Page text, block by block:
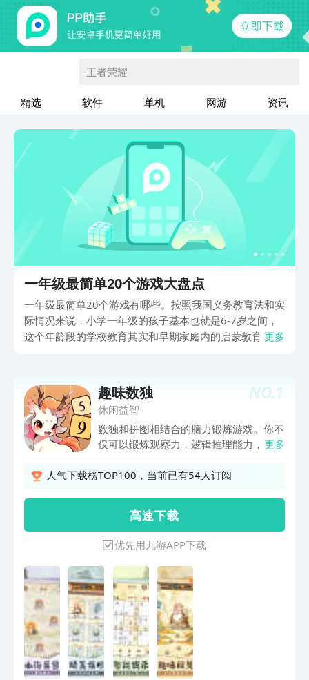
王者荣耀
精选 软件 单机 网游 资讯
一年级最简单20个游戏大盘点
一年级最简单20个游戏有哪些。按照我国义务教育法和实
际情况来说，小学一年级的孩子基本也就是6-7岁之间，
这个年龄段的学校教育其实和早期家庭内的启蒙教育差不
期可以让孩子适当接触一些可以覆盖学校教育内容以及锻
炼孩子注意力、集中力的手机游戏，受文章篇幅所限，今
天小编先给大家推荐十个这样的游戏。
更多
NO.1
趣味数独
休闲益智
数独和拼图相结合的脑力锻炼游戏。你不
仅可以锻炼观察力，逻辑推理能力，专注
图，在锻炼脑力的过程中放松的心情。---
观察力和逻辑思维，填入缺失的数字；别
忘了，每个数字在每一行、列、宫内都只
能出现一次。♦特色1) 包含四宫、六宫、
九宫三种盘面，自由从你喜欢的阶段开始
吧2) 难度递进的闯关模式，过关可以收
集可爱萌宠；已更新500多个关卡和
170+习题，更有海量题库3) 超精美的画
面，伴随轻松的背景音乐，给你不再枯燥
的数独体验4) 特有的拼图功能，锻炼思
维的过程中可以放松心情，探索世界的美
好5) 闯关排行榜，比比谁的脑力更健康♦
更多
人气下载榜TOP100，当前已有54人订阅
高 速 下 载
优先用九游APP下载